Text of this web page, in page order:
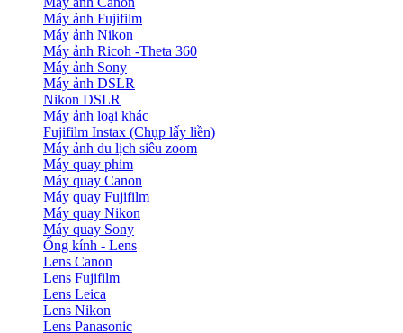
Máy ảnh Fujifilm
Máy ảnh Nikon
Máy ảnh Ricoh -Theta 360
Máy ảnh Sony
Máy ảnh DSLR
Nikon DSLR
Máy ảnh loại khác
Fujifilm Instax (Chụp lấy liền)
Máy ảnh du lịch siêu zoom
Máy quay phim
Máy quay Canon
Máy quay Fujifilm
Máy quay Nikon
Máy quay Sony
Ống kính - Lens
Lens Canon
Lens Fujifilm
Lens Leica
Lens Nikon
Lens Panasonic